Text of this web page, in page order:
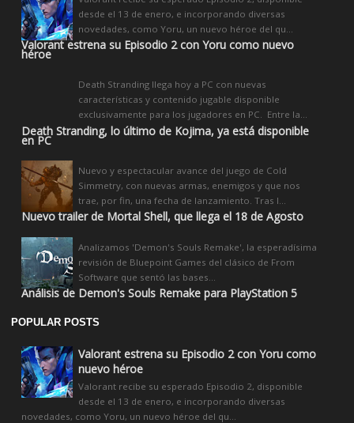
Valorant estrena su Episodio 2 con Yoru como nuevo
héroe
desde el 13 de enero, e incorporando diversas
novedades, como Yoru, un nuevo héroe del qu...
Death Stranding, lo último de Kojima, ya está disponible
en PC
Death Stranding llega hoy a PC con nuevas
características y contenido jugable disponible
exclusivamente para los jugadores en PC. Entre la...
Nuevo trailer de Mortal Shell, que llega el 18 de Agosto
Nuevo y espectacular avance del juego de Cold
Simmetry, con nuevas armas, enemigos y que nos
trae, por fin, una fecha de lanzamiento. Tras l...
Análisis de Demon's Souls Remake para PlayStation 5
Analizamos 'Demon's Souls Remake', la esperadísima
revisión de Bluepoint Games del clásico de From
Software que sentó las bases...
POPULAR POSTS
Valorant estrena su Episodio 2 con Yoru como
nuevo héroe
Valorant recibe su esperado Episodio 2, disponible
desde el 13 de enero, e incorporando diversas
novedades, como Yoru, un nuevo héroe del qu...